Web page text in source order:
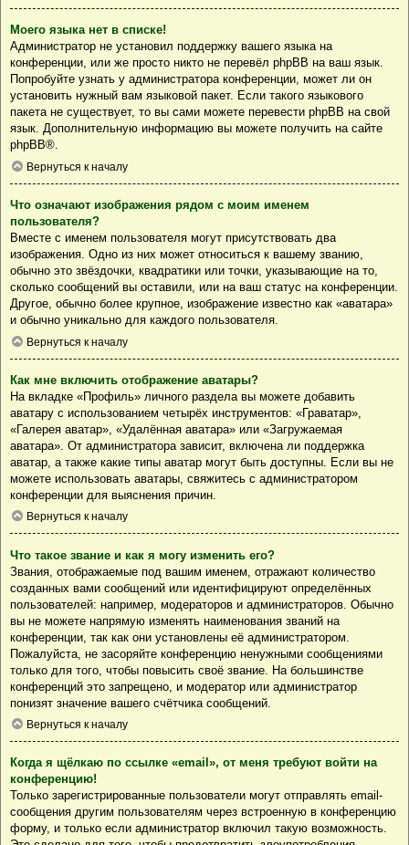
Моего языка нет в списке!
Администратор не установил поддержку вашего языка на
конференции, или же просто никто не перевёл phpBB на ваш язык.
Попробуйте узнать у администратора конференции, может ли он
установить нужный вам языковой пакет. Если такого языкового
пакета не существует, то вы сами можете перевести phpBB на свой
язык. Дополнительную информацию вы можете получить на сайте
phpBB®.
Вернуться к началу
Что означают изображения рядом с моим именем
пользователя?
Вместе с именем пользователя могут присутствовать два
изображения. Одно из них может относиться к вашему званию,
обычно это звёздочки, квадратики или точки, указывающие на то,
сколько сообщений вы оставили, или на ваш статус на конференции.
Другое, обычно более крупное, изображение известно как «аватара»
и обычно уникально для каждого пользователя.
Вернуться к началу
Как мне включить отображение аватары?
На вкладке «Профиль» личного раздела вы можете добавить
аватару с использованием четырёх инструментов: «Граватар»,
«Галерея аватар», «Удалённая аватара» или «Загружаемая
аватара». От администратора зависит, включена ли поддержка
аватар, а также какие типы аватар могут быть доступны. Если вы не
можете использовать аватары, свяжитесь с администратором
конференции для выяснения причин.
Вернуться к началу
Что такое звание и как я могу изменить его?
Звания, отображаемые под вашим именем, отражают количество
созданных вами сообщений или идентифицируют определённых
пользователей: например, модераторов и администраторов. Обычно
вы не можете напрямую изменять наименования званий на
конференции, так как они установлены её администратором.
Пожалуйста, не засоряйте конференцию ненужными сообщениями
только для того, чтобы повысить своё звание. На большинстве
конференций это запрещено, и модератор или администратор
понизят значение вашего счётчика сообщений.
Вернуться к началу
Когда я щёлкаю по ссылке «email», от меня требуют войти на
конференцию!
Только зарегистрированные пользователи могут отправлять email-
сообщения другим пользователям через встроенную в конференцию
форму, и только если администратор включил такую возможность.